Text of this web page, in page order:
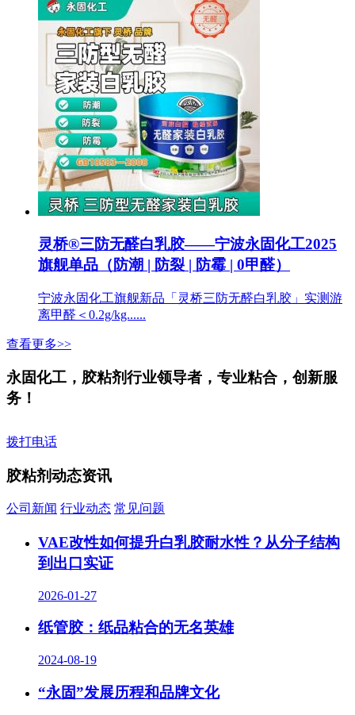
灵桥®三防无醛白乳胶——宁波永固化工2025
旗舰单品（防潮 | 防裂 | 防霉 | 0甲醛）
宁波永固化工旗舰新品「灵桥三防无醛白乳胶」实测游
离甲醛＜0.2g/kg......
查看更多>>
永固化工，胶粘剂行业领导者，专业粘合，创新服
务！
拨打电话
胶粘剂动态资讯
公司新闻 行业动态 常见问题
VAE改性如何提升白乳胶耐水性？从分子结构
到出口实证
2026-01-27
纸管胶：纸品粘合的无名英雄
2024-08-19
“永固”发展历程和品牌文化